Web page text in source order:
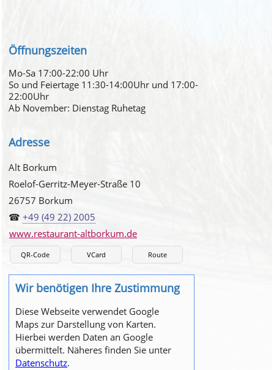
Öffnungszeiten
Mo-Sa 17:00-22:00 Uhr
So und Feiertage 11:30-14:00Uhr und 17:00-
22:00Uhr
Ab November: Dienstag Ruhetag
Adresse
Alt Borkum
Roelof-Gerritz-Meyer-Straße 10
26757 Borkum
☎+49 (49 22) 2005
www.restaurant-altborkum.de
QR-Code VCard Route
Wir benötigen Ihre Zustimmung
Diese Webseite verwendet Google
Maps zur Darstellung von Karten.
Hierbei werden Daten an Google
übermittelt. Näheres finden Sie unter
Datenschutz.